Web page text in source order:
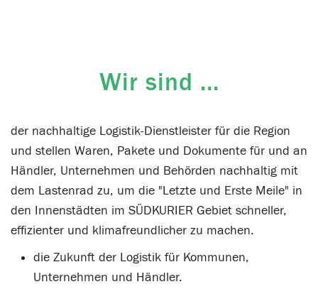
Wir sind ...
der nachhaltige Logistik-Dienstleister für die Region
und stellen Waren, Pakete und Dokumente für und an
Händler, Unternehmen und Behörden nachhaltig mit
dem Lastenrad zu, um die "Letzte und Erste Meile" in
den Innenstädten im SÜDKURIER Gebiet schneller,
effizienter und klimafreundlicher zu machen.
die Zukunft der Logistik für Kommunen,
Unternehmen und Händler.